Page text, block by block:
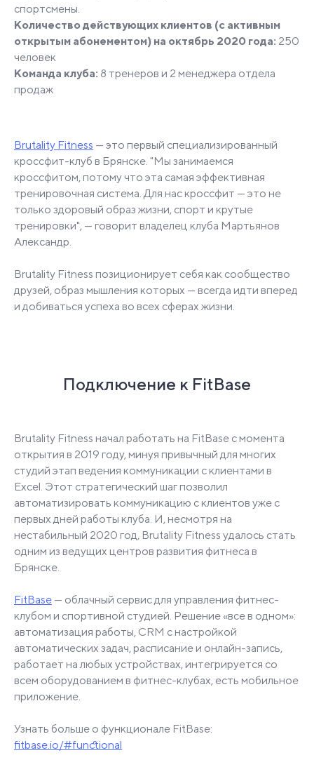
спортсмены.
Количество действующих клиентов (с активным
открытым абонементом) на октябрь 2020 года: 250
человек
Команда клуба: 8 тренеров и 2 менеджера отдела
продаж
Brutality Fitness — это первый специализированный
кроссфит-клуб в Брянске. "Мы занимаемся
кроссфитом, потому что эта самая эффективная
тренировочная система. Для нас кроссфит — это не
только здоровый образ жизни, спорт и крутые
тренировки", — говорит владелец клуба Мартьянов
Александр.
Brutality Fitness позиционирует себя как сообщество
друзей, образ мышления которых — всегда идти вперед
и добиваться успеха во всех сферах жизни.
Подключение к FitBase
Brutality Fitness начал работать на FitBase с момента
открытия в 2019 году, минуя привычный для многих
студий этап ведения коммуникации с клиентами в
Excel. Этот стратегический шаг позволил
автоматизировать коммуникацию с клиентов уже с
первых дней работы клуба. И, несмотря на
нестабильный 2020 год, Brutality Fitness удалось стать
одним из ведущих центров развития фитнеса в
Брянске.
FitBase — облачный сервис для управления фитнес-
клубом и спортивной студией. Решение «все в одном»:
автоматизация работы, CRM с настройкой
автоматических задач, расписание и онлайн-запись,
работает на любых устройствах, интегрируется со
всем оборудованием в фитнес-клубах, есть мобильное
приложение.
Узнать больше о функционале FitBase:
fitbase.io/#functional